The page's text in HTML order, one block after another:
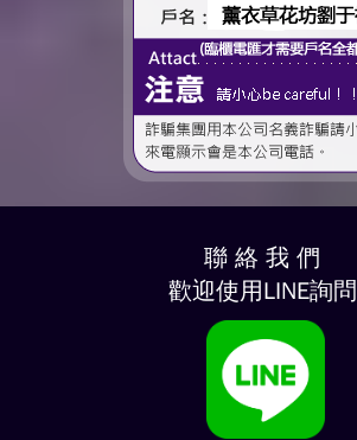
聯 絡 我 們
歡迎使用LINE詢問